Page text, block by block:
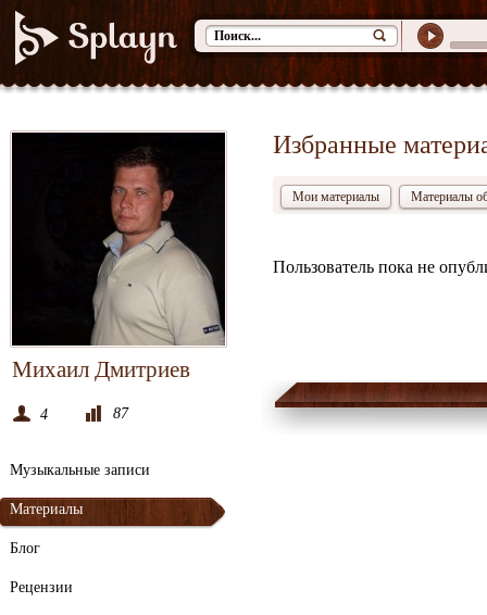
Михаил Дмитриев
4 87
Музыкальные записи
Материалы
Блог
Рецензии
Избранные
Мои материалы Материалы
Пользователь пока не